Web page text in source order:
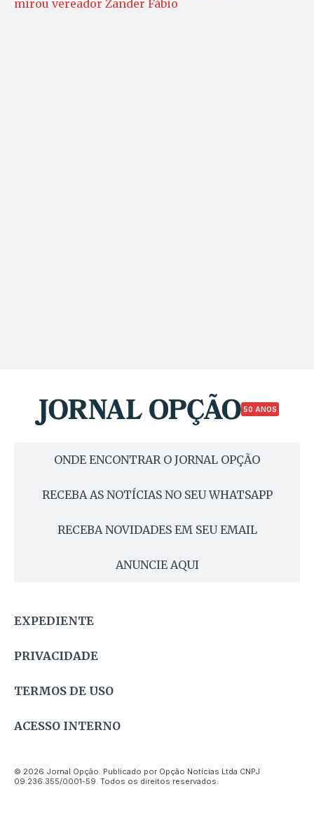
mirou vereador Zander Fábio
50 ANOS
ONDE ENCONTRAR O JORNAL OPÇÃO
RECEBA AS NOTÍCIAS NO SEU WHATSAPP
RECEBA NOVIDADES EM SEU EMAIL
ANUNCIE AQUI
EXPEDIENTE
PRIVACIDADE
TERMOS DE USO
ACESSO INTERNO
© 2026 Jornal Opção. Publicado por Opção Notícias Ltda CNPJ
09.236.355/0001-59. Todos os direitos reservados.